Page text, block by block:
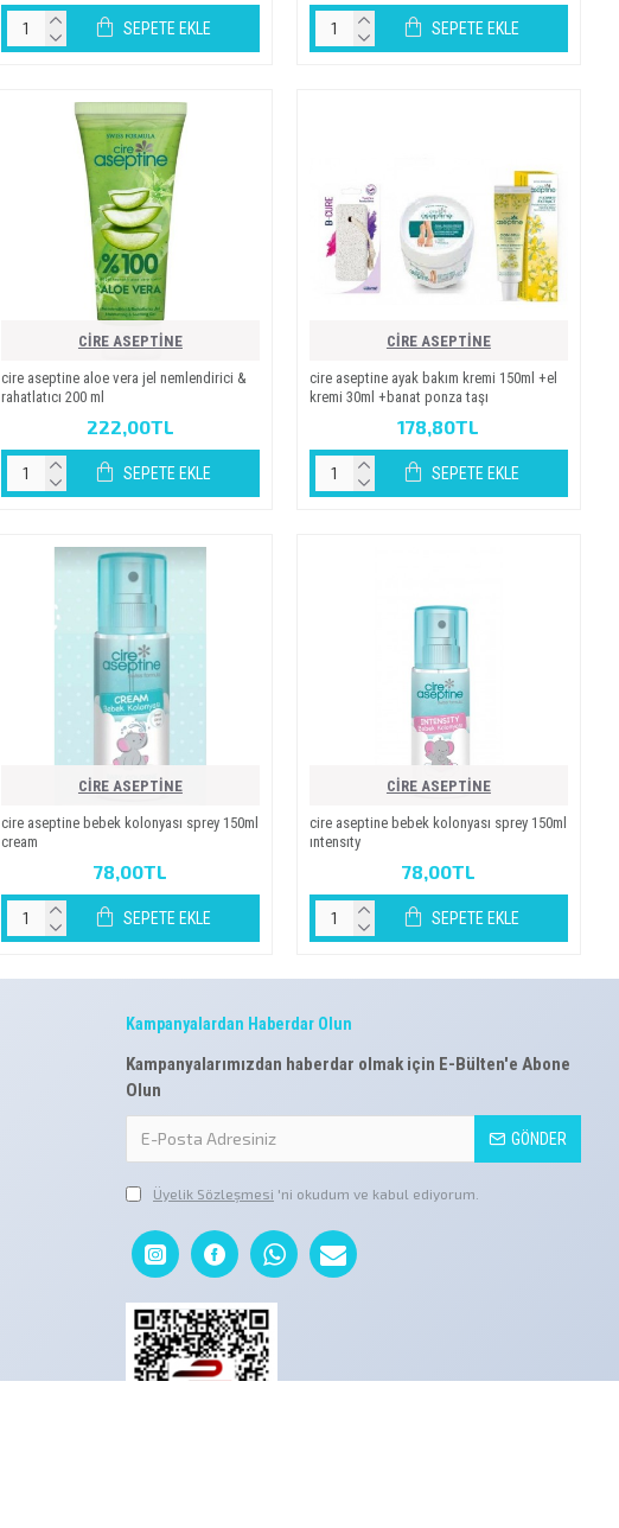
SEPETE EKLE SEPETE EKLE
CİRE ASEPTİNE
cire aseptine aloe vera jel nemlendirici &
rahatlatıcı 200 ml
222,00TL
SEPETE EKLE
CİRE ASEPTİNE
cire aseptine ayak bakım kremi 150ml +el
kremi 30ml +banat ponza taşı
178,80TL
SEPETE EKLE
CİRE ASEPTİNE
ci̇re asepti̇ne bebek kolonyasi sprey 150ml
cream
78,00TL
SEPETE EKLE
CİRE ASEPTİNE
ci̇re asepti̇ne bebek kolonyasi sprey 150ml
intensity
78,00TL
SEPETE EKLE
Kampanyalardan Haberdar Olun
Kampanyalarımızdan haberdar olmak için E-Bülten'e Abone
Olun
GÖNDER
Üyelik Sözleşmesi 'ni okudum ve kabul ediyorum.